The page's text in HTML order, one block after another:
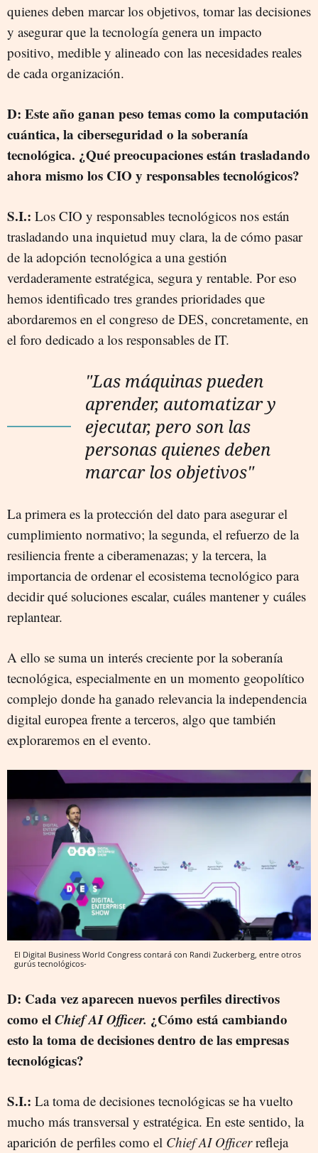
quienes deben marcar los objetivos, tomar las decisiones
y asegurar que la tecnología genera un impacto
positivo, medible y alineado con las necesidades reales
de cada organización.
D: Este año ganan peso temas como la computación
cuántica, la ciberseguridad o la soberanía
tecnológica. ¿Qué preocupaciones están trasladando
ahora mismo los CIO y responsables tecnológicos?
S.I.: Los CIO y responsables tecnológicos nos están
trasladando una inquietud muy clara, la de cómo pasar
de la adopción tecnológica a una gestión
verdaderamente estratégica, segura y rentable. Por eso
hemos identificado tres grandes prioridades que
abordaremos en el congreso de DES, concretamente, en
el foro dedicado a los responsables de IT.
"Las máquinas pueden
aprender, automatizar y
ejecutar, pero son las
personas quienes deben
marcar los objetivos"
La primera es la protección del dato para asegurar el
cumplimiento normativo; la segunda, el refuerzo de la
resiliencia frente a ciberamenazas; y la tercera, la
importancia de ordenar el ecosistema tecnológico para
decidir qué soluciones escalar, cuáles mantener y cuáles
replantear.
A ello se suma un interés creciente por la soberanía
tecnológica, especialmente en un momento geopolítico
complejo donde ha ganado relevancia la independencia
digital europea frente a terceros, algo que también
exploraremos en el evento.
El Digital Business World Congress contará con Randi Zuckerberg, entre otros
gurús tecnológicos-
D: Cada vez aparecen nuevos perfiles directivos
como elChief AI Officer. ¿Cómo está cambiando
esto la toma de decisiones dentro de las empresas
tecnológicas?
S.I.: La toma de decisiones tecnológicas se ha vuelto
mucho más transversal y estratégica. En este sentido, la
aparición de perfiles como el Chief AI Officerrefleja